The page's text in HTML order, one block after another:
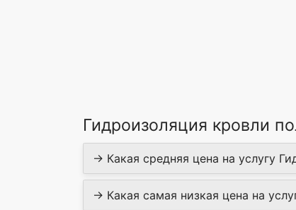
Гидроизоляция кровли
→ Какая средняя цена на услугу
→ Какая самая низкая цена на